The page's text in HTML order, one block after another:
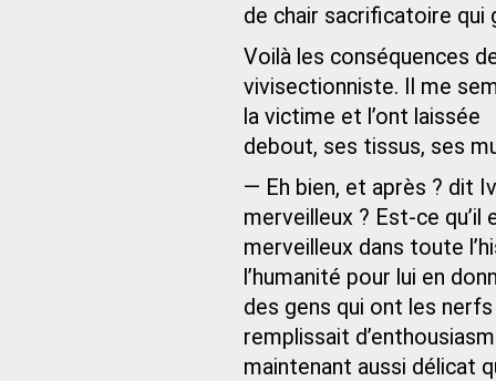
de chair sacrificatoire qui
Voilà les conséquences
vivisectionniste. Il me
la victime et l’ont laissée
debout, ses tissus, ses
— Eh bien, et après ? dit
merveilleux ? Est-ce
merveilleux dans toute
l’humanité pour lui en
des gens qui ont les
remplissait
maintenant aussi délicat